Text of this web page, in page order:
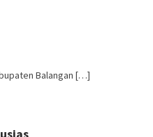
Balangan […]